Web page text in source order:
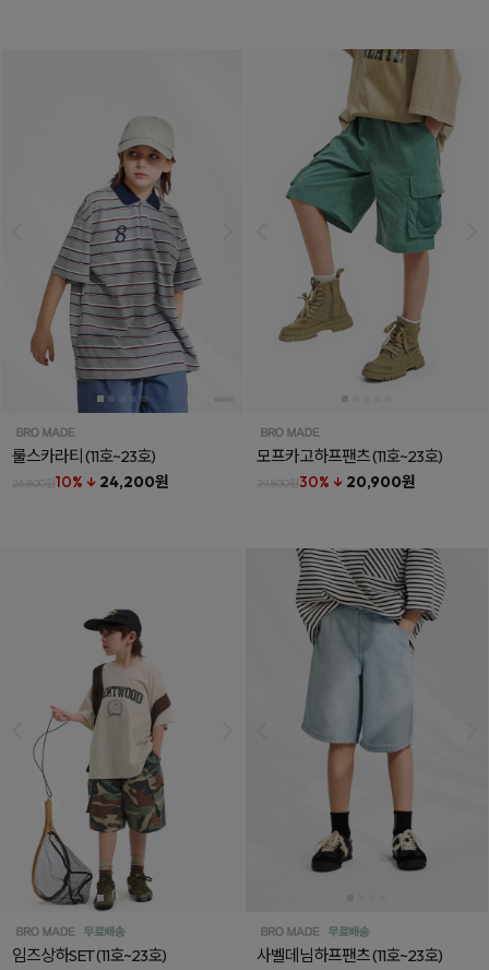
룰스카라티(11호~23호)
26,800원10% ↓ 24,200원
모프카고하프팬츠(11호~23호)
29,800원30% ↓ 20,900원
임즈상하SET(11호~23호) 사벨데님하프팬츠(11호~23호)